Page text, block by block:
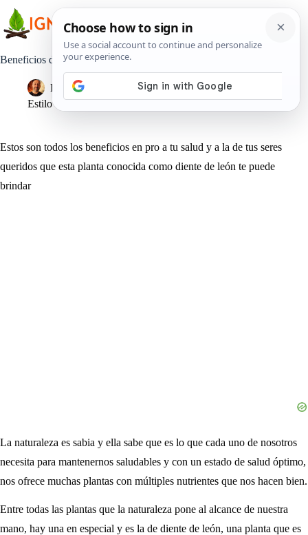
contenido
Beneficios del diente de león para la salud y el bienestar natural
Pedro Lisperguer
19 junio, 2019
Estilo de Vida
Estos son todos los beneficios en pro a tu salud y a la de tus seres
queridos que esta planta conocida como diente de león te puede
brindar
La naturaleza es sabia y ella sabe que es lo que cada uno de nosotros
necesita para mantenernos saludables y con un estado de salud óptimo,
nos ofrece muchas plantas con múltiples nutrientes que nos hacen bien.
Entre todas las plantas que la naturaleza pone al alcance de nuestra
mano, hay una en especial y es la de diente de león, una planta que es